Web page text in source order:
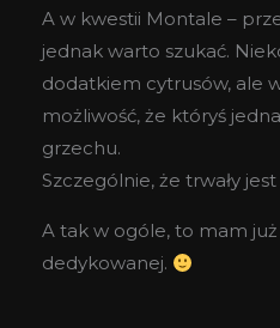
A w kwestii Montale –
jednak warto szukać.
dodatkiem cytrusów, ale
możliwość, że któryś
grzechu.
Szczególnie, że trwały
A tak w ogóle, to mam
dedykowanej.